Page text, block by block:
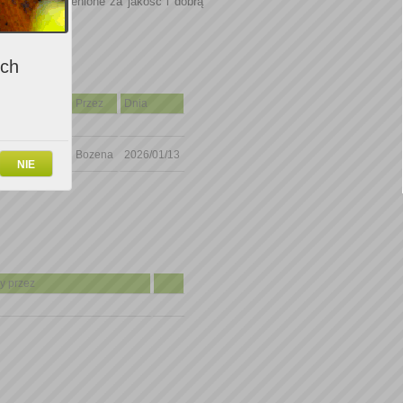
jakości.
Przez Dnia
8 Bozena 2026/01/13
przez
NIE